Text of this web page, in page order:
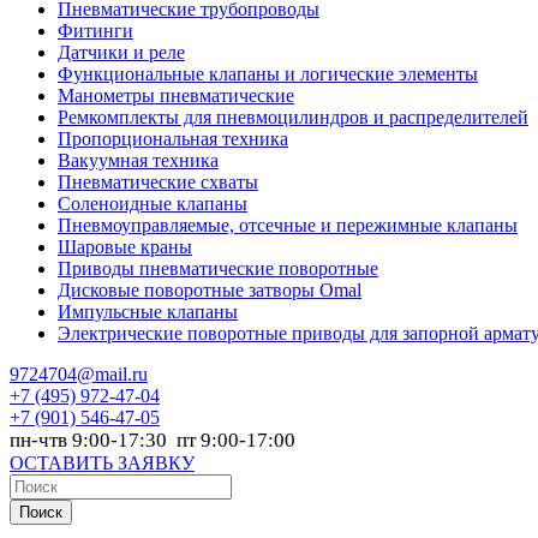
Пневматические трубопроводы
Фитинги
Датчики и реле
Функциональные клапаны и логические элементы
Манометры пневматические
Ремкомплекты для пневмоцилиндров и распределителей
Пропорциональная техника
Вакуумная техника
Пневматические схваты
Соленоидные клапаны
Пневмоуправляемые, отсечные и пережимные клапаны
Шаровые краны
Приводы пневматические поворотные
Дисковые поворотные затворы Omal
Импульсные клапаны
Электрические поворотные приводы для запорной
9724704@mail.ru
+7 (495) 972-47-04
+7 (901) 546-47-05
пн-чтв 9:00-17:30 пт 9:00-17:00
ОСТАВИТЬ ЗАЯВКУ
Поиск